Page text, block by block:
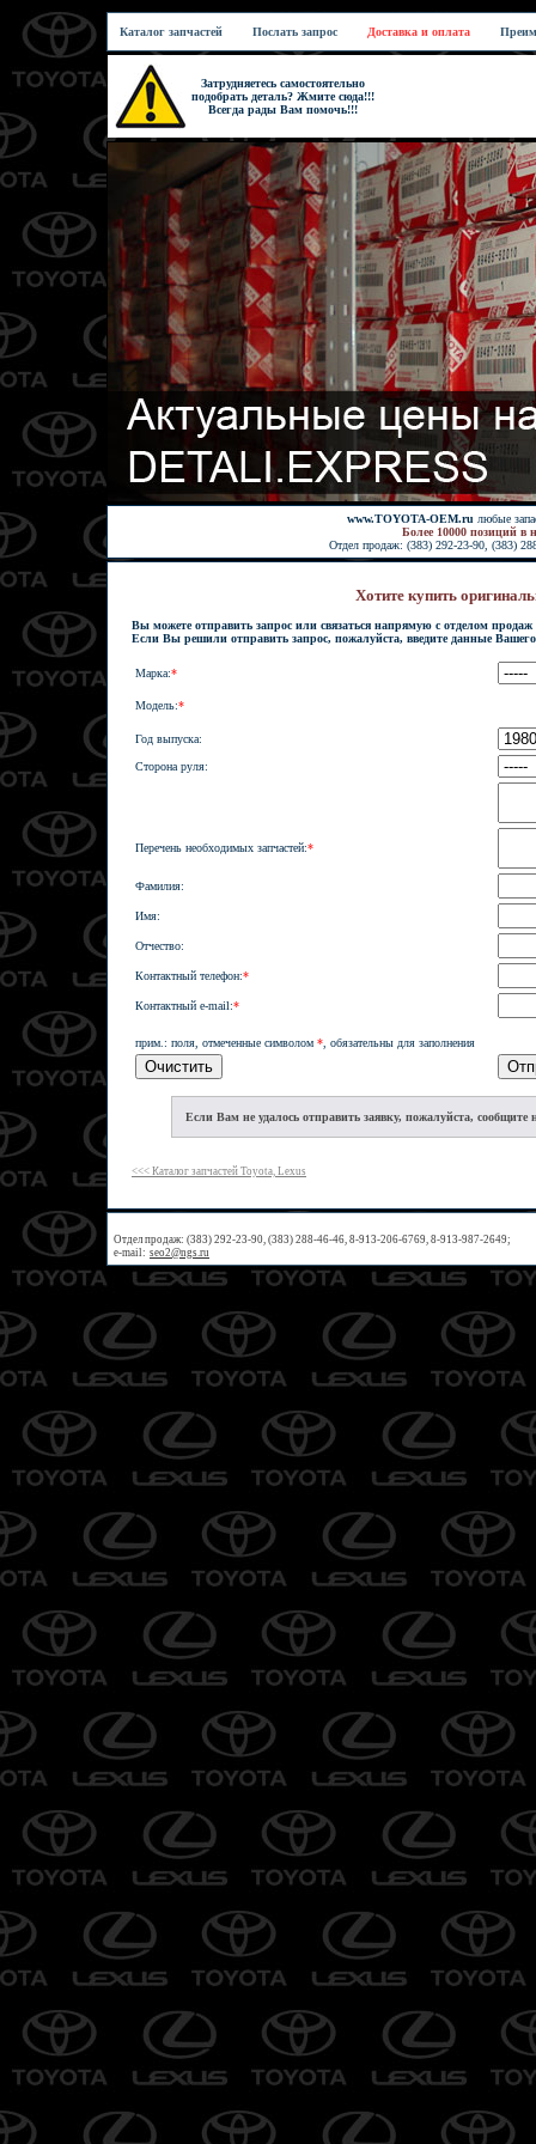
Каталог запчастей Послать запрос Доставка и оплата
Затрудняетесь самостоятельно
подобрать деталь? Жмите сюда!!!
Всегда рады Вам помочь!!!
www.TOYOTA-OEM.ru любые
Более 10000 позиций в
Отдел продаж: (383) 292-23-90, (383)
Хотите купить
Вы можете отправить запрос или связаться напрямую с отделом продаж
Если Вы решили отправить запрос, пожалуйста, введите данные
Марка:*
Модель:*
Год выпуска:
Сторона руля:
Перечень необходимых запчастей:*
Фамилия:
Имя:
Отчество:
Контактный телефон:*
Контактный e-mail:*
прим.: поля, отмеченные символом * , обязательны для заполнения
Если Вам не удалось отправить заявку, пожалуйста, сообщите
<<< Каталог запчастей Toyota, Lexus
Отдел продаж: (383) 292-23-90, (383) 288-46-46, 8-913-206-6769, 8-913-987-2649;
e-mail: seo2@ngs.ru